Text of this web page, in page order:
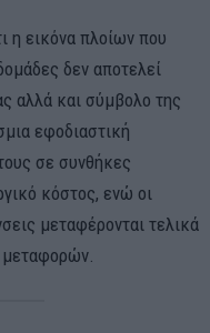
η εικόνα πλοίων που
δεν αποτελεί
αλλά και σύμβολο της
εφοδιαστική
σε συνθήκες
κόστος, ενώ οι
μεταφέρονται τελικά
μεταφορών.